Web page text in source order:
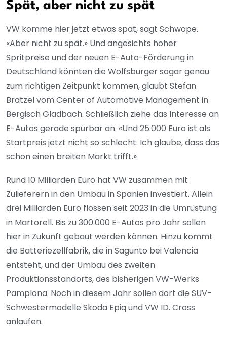
Spät, aber nicht zu spät
VW komme hier jetzt etwas spät, sagt Schwope.
«Aber nicht zu spät.» Und angesichts hoher
Spritpreise und der neuen E-Auto-Förderung in
Deutschland könnten die Wolfsburger sogar genau
zum richtigen Zeitpunkt kommen, glaubt Stefan
Bratzel vom Center of Automotive Management in
Bergisch Gladbach. Schließlich ziehe das Interesse an
E-Autos gerade spürbar an. «Und 25.000 Euro ist als
Startpreis jetzt nicht so schlecht. Ich glaube, dass das
schon einen breiten Markt trifft.»
Rund 10 Milliarden Euro hat VW zusammen mit
Zulieferern in den Umbau in Spanien investiert. Allein
drei Milliarden Euro flossen seit 2023 in die Umrüstung
in Martorell. Bis zu 300.000 E-Autos pro Jahr sollen
hier in Zukunft gebaut werden können. Hinzu kommt
die Batteriezellfabrik, die in Sagunto bei Valencia
entsteht, und der Umbau des zweiten
Produktionsstandorts, des bisherigen VW-Werks
Pamplona. Noch in diesem Jahr sollen dort die SUV-
Schwestermodelle Skoda Epiq und VW ID. Cross
anlaufen.